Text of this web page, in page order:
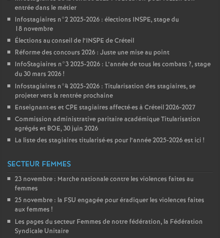
entrée dans le métier
Infostagiaires n°2 2025-2026 : élections INSPE, stage du
18 novembre
Élections au conseil de l’INSPE de Créteil
Réforme des concours 2026 : Juste une mise au point
InfoStagiaires n°3 2025-2026 : L’année de tous les combats ?, stage
du 30 mars 2026!
Infostagiaires n°4 2025-2026 : Titularisation des stagiaires, se
projeter vers la rentrée prochaine
Enseignant·es etCPE stagiaires affecté·es à Créteil 2026-2027
Commission administrative paritaire académique Titularisation
agrégés et BOE, 30 juin 2026
La liste des stagiaires titularisé·es pour l’année 2025-2026 est ici !
SECTEUR FEMMES
23 novembre : Marche nationale contre les violences faites au
femmes
25 novembre : la FSU engagée pour éradiquer les violences faites
aux femmes !
Les pages du secteur Femmes de notre fédération, la Fédération
Syndicale Unitaire